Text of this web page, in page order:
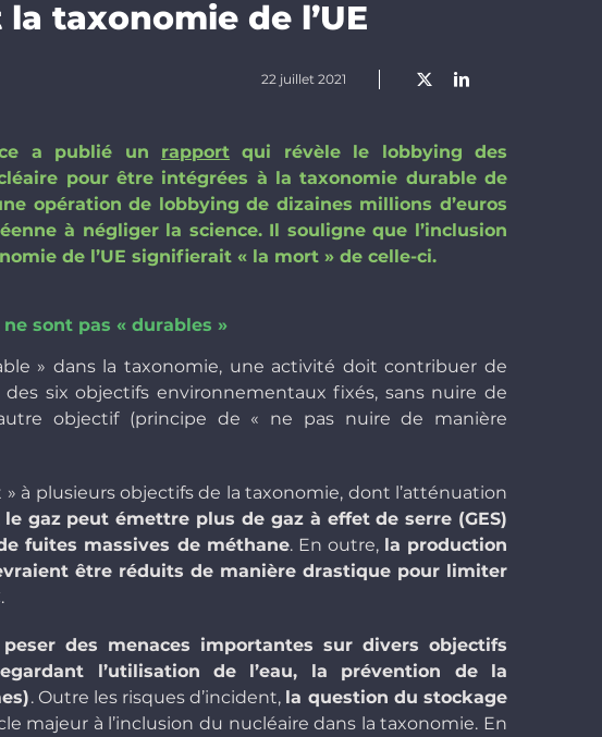
taxonomie de l’UE
22 juillet 2021
a publié un rapport qui révèle le lobbying des
pour être intégrées à la taxonomie durable de
opération de lobbying de dizaines millions d’euros
à négliger la science. Il souligne que l’inclusion
de l’UE signifierait « la mort » de celle-ci.
sont pas « durables »
» dans la taxonomie, une activité doit contribuer de
six objectifs environnementaux fixés, sans nuire de
objectif (principe de « ne pas nuire de manière
à plusieurs objectifs de la taxonomie, dont l’atténuation
le gaz peut émettre plus de gaz à effet de serre (GES)
fuites massives de méthane. En outre, la production
être réduits de manière drastique pour limiter
.
des menaces importantes sur divers objectifs
l’utilisation de l’eau, la prévention de la
. Outre les risques d’incident, la question du stockage
majeur à l’inclusion du nucléaire dans la taxonomie. En